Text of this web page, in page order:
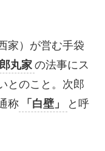
家）が営む手袋
丸家 の法事にス
とのこと。次郎
称
「白壁」
と呼